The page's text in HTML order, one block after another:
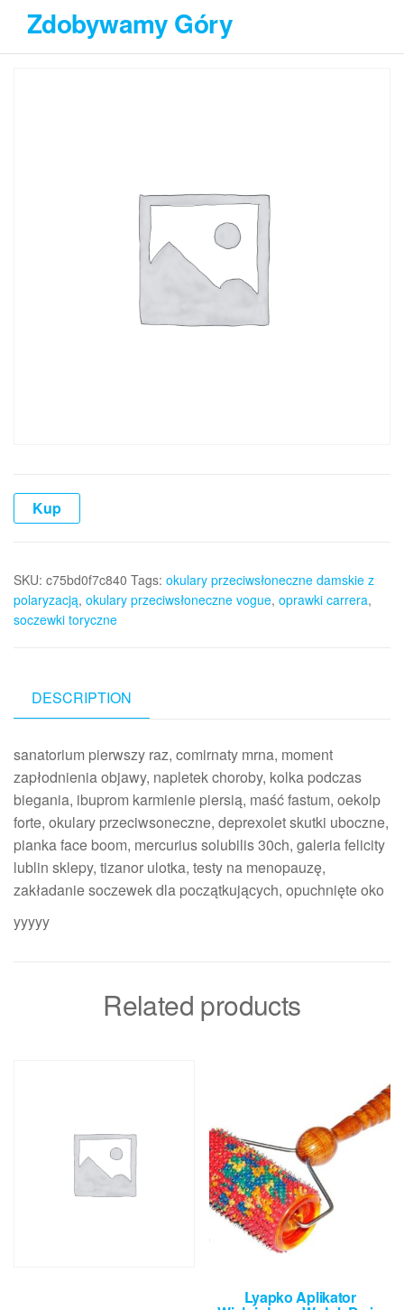
Przejdź
treści
Zdobywamy Góry
Kup
SKU: c75bd0f7c840 Tags: okulary przeciwsłoneczne damskie z
polaryzacją, okulary przeciwsłoneczne vogue, oprawki carrera,
soczewki toryczne
DESCRIPTION
sanatorium pierwszy raz, comirnaty mrna, moment
zapłodnienia objawy, napletek choroby, kolka podczas
biegania, ibuprom karmienie piersią, maść fastum, oekolp
forte, okulary przeciwsoneczne, deprexolet skutki uboczne,
pianka face boom, mercurius solubilis 30ch, galeria felicity
lublin sklepy, tizanor ulotka, testy na menopauzę,
zakładanie soczewek dla początkujących, opuchnięte oko
yyyyy
Related products
Lyapko Aplikator